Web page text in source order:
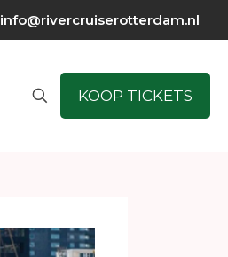
info@rivercruiserotterdam.nl
KOOP TICKETS